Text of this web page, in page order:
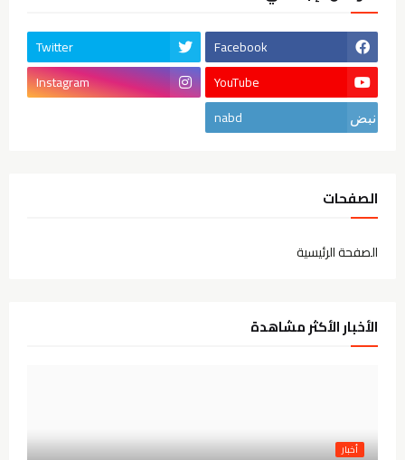
Facebook
Twitter
YouTube
Instagram
nabd
الصفحات
الصفحة الرئيسية
الأخبار الأكثر مشاهدة
أخبار